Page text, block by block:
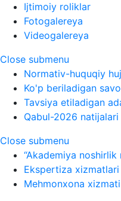
Ijtimoiy roliklar
Fotogalereya
Videogalereya
Close submenu
Normativ-huquqiy
Ko'p beriladigan
Tavsiya etiladigan
Qabul-2026 natijalari
Close submenu
“Akademiya noshirlik
Ekspertiza xizmatlari
Mehmonxona xizmati